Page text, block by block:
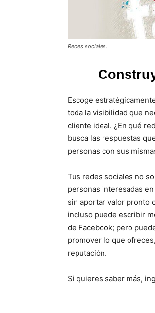
Redes sociales.
Escoge
toda la visibilidad que
cliente ideal. ¿En qué
busca las respuestas
personas con sus
Tus redes sociales no
personas interesadas
sin aportar valor pronto
incluso puede escribir
de Facebook; pero
promover lo que
reputación.
Si quieres saber más,